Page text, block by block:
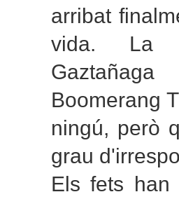
arribat
vida. La
Boomerang
ningú, però
grau
Els fets han